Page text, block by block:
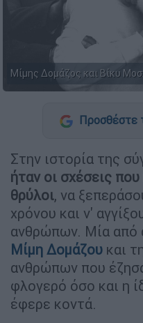
Μίμης Δομάζος και Βίκυ
Προσθέστε
Στην ιστορία της
ήταν οι σχέσεις
θρύλοι, να
χρόνου και ν'
ανθρώπων. Μία από
Μίμη Δομάζου και
ανθρώπων που
φλογερό όσο και η
έφερε κοντά.